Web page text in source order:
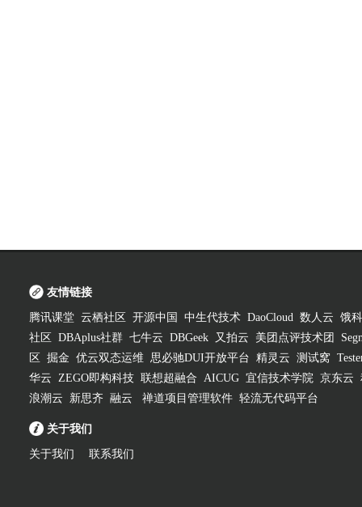
友情链接
腾讯课堂 云栖社区 开源中国 中生代技术 DaoCloud 数人云 饿
社区
DBAplus社群 七牛云 DBGeek 又拍云 美团点评技术团
区
掘金 优云双态运维 思必驰DUI开放平台 精灵云 测试窝
华云 ZEGO即构科技 联想超融合 AICUG 宜信技术学院 京东云
浪潮云
新思齐 融云 禅道项目管理软件 轻流无代码平台
关于我们
关于我们 联系我们